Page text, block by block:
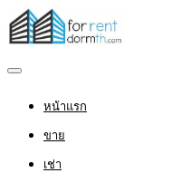
หน้าแรก
ขาย
เช่า